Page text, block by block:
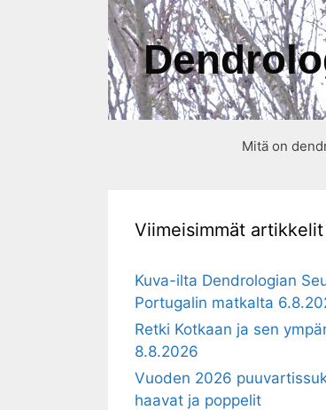
Mitä on
Viimeisimmät artikkelit
Kuva-ilta Dendrologian
Portugalin matkalta
Retki Kotkaan ja sen
8.8.2026
Vuoden 2026
haavat ja poppelit